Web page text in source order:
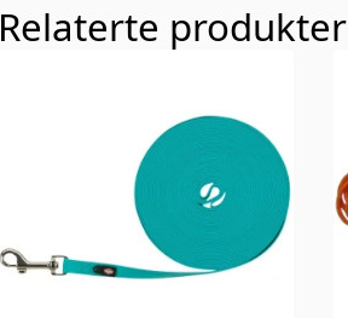
Relaterte produkter